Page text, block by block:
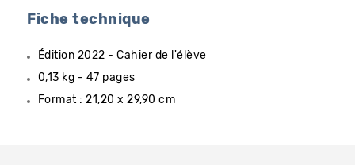
Fiche technique
Édition 2022 - Cahier de l'élève
0,13 kg - 47 pages
Format : 21,20 x 29,90 cm